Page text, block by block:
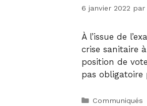
6 janvier 2022 par
À l’issue de
crise sanitaire
position de
pas obligatoire
Communiqués